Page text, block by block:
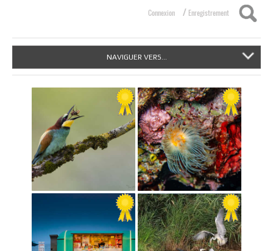
Connexion / Enregistrement
NAVIGUER VERS...